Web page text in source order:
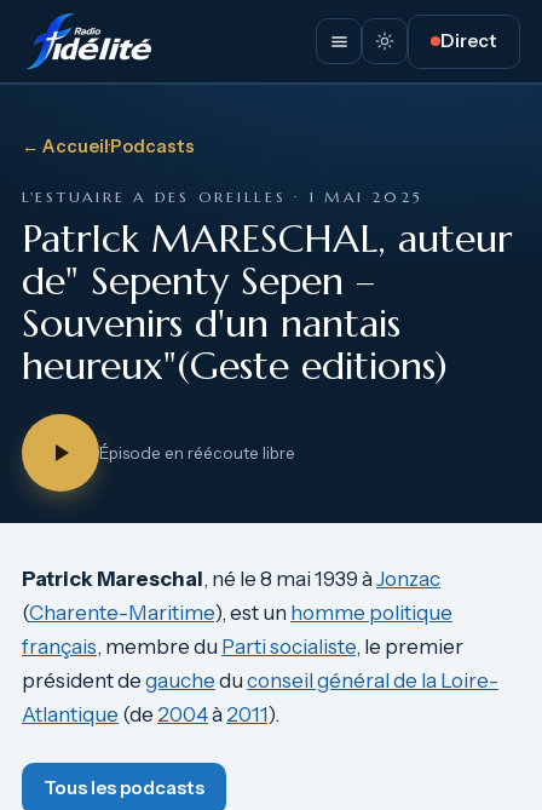
Direct
← Accueil·Podcasts
L'ESTUAIRE A DES OREILLES · 1 MAI 2025
PatrIck MARESCHAL, auteur
de" Sepenty Sepen –
Souvenirs d'un nantais
heureux"(Geste editions)
Épisode en réécoute libre
Patrick Mareschal, né le 8 mai 1939 àJonzac
(Charente-Maritime), est un homme politique
français, membre du Parti socialiste, le premier
président de gauche du conseil général de la Loire-
Atlantique (de 2004à 2011).
Tous les podcasts